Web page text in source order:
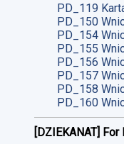
PD_119
PD_150
PD_154
PD_155
PD_156
PD_157
PD_158
PD_160
[DZIEKANAT]